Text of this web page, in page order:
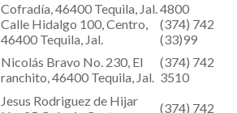
Cofradía, 46400 Tequila, Jal.4800
Calle Hidalgo 100, Centro,
46400 Tequila, Jal.
(374) 742
(33)99
Nicolás Bravo No. 230, El
ranchito, 46400 Tequila, Jal.
(374) 742
3510
Jesus Rodriguez de Hijar
(374) 742